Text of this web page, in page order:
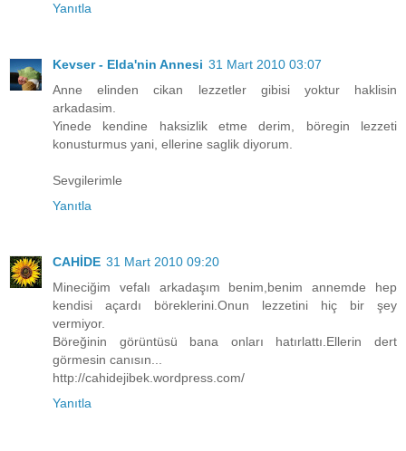
Yanıtla
Kevser - Elda'nin Annesi 31 Mart 2010 03:07
Anne elinden cikan lezzetler gibisi yoktur haklisin
arkadasim.
Yinede kendine haksizlik etme derim, böregin lezzeti
konusturmus yani, ellerine saglik diyorum.
Sevgilerimle
Yanıtla
CAHİDE 31 Mart 2010 09:20
Mineciğim vefalı arkadaşım benim,benim annemde hep
kendisi açardı böreklerini.Onun lezzetini hiç bir şey
vermiyor.
Böreğinin görüntüsü bana onları hatırlattı.Ellerin dert
görmesin canısın...
http://cahidejibek.wordpress.com/
Yanıtla